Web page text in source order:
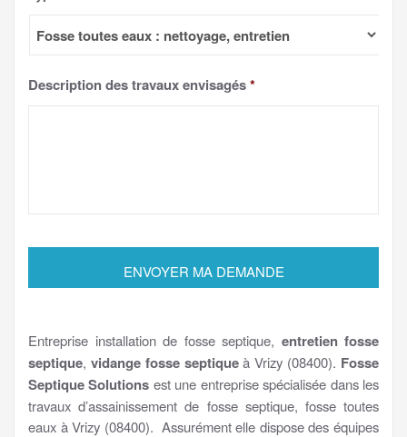
Description des travaux envisagés*
Entreprise installation de fosse septique, entretien fosse
septique, vidange fosse septiqueà Vrizy (08400). Fosse
Septique Solutions est une entreprise spécialisée dans les
travaux d’assainissement de fosse septique, fosse toutes
eaux à Vrizy (08400). Assurément elle dispose des équipes